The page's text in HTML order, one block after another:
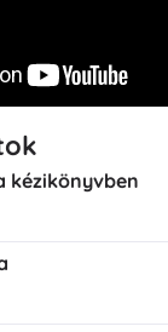
kézikönyvben